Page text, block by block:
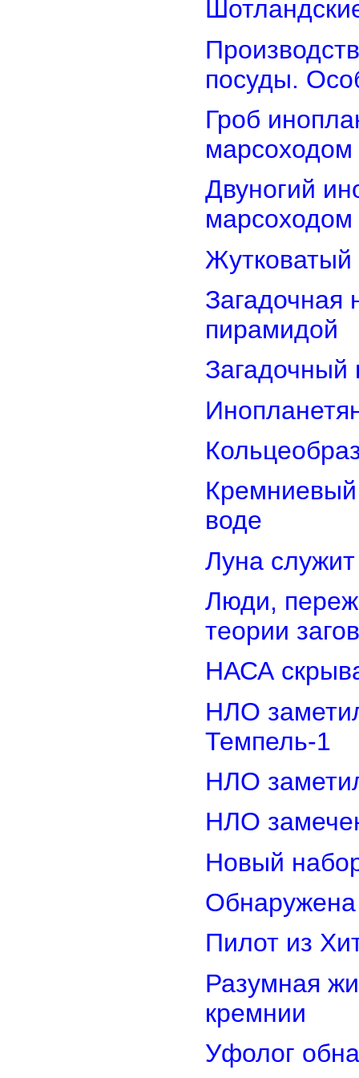
посуды.
Гроб
марсоходом
Двуногий
марсоходом
Загадочная
пирамидой
воде
Луна
Люди,
теории
НАСА
НЛО
Темпель-1
НЛО
НЛО
Новый
Обнаружена
Пилот из
Разумная
кремнии
Уфолог